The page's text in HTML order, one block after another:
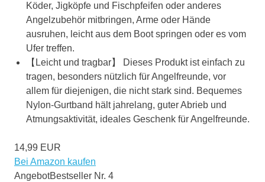
Köder, Jigköpfe und Fischpfeifen oder anderes
Angelzubehör mitbringen, Arme oder Hände
ausruhen, leicht aus dem Boot springen oder es vom
Ufer treffen.
【Leicht und tragbar】 Dieses Produkt ist einfach zu
tragen, besonders nützlich für Angelfreunde, vor
allem für diejenigen, die nicht stark sind. Bequemes
Nylon-Gurtband hält jahrelang, guter Abrieb und
Atmungsaktivität, ideales Geschenk für Angelfreunde.
14,99 EUR
Bei Amazon kaufen
AngebotBestseller Nr. 4